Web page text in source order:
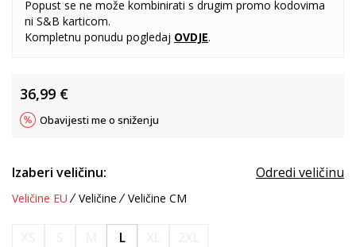
Popust se ne može kombinirati s drugim promo kodovima
ni S&B karticom.
Kompletnu ponudu pogledaj OVDJE.
36,99 €
Obavijesti me o sniženju
Izaberi veličinu: Odredi veličinu
Veličine EU Veličine Veličine CM
L